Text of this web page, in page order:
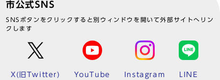
市公式SNS
SNSボタンをクリックすると別ウィンドウを開いて外部サイトへリン
クします
X(旧Twitter) YouTube Instagram LINE